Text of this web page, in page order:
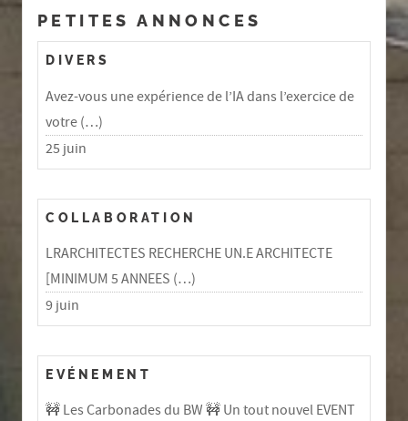
PETITES ANNONCES
DIVERS
Avez-vous une expérience de l’IA dans l’exercice de
votre (…)
25 juin
COLLABORATION
LRARCHITECTES RECHERCHE UN.E ARCHITECTE
[MINIMUM 5 ANNEES (…)
9 juin
EVÉNEMENT
🚧 Les Carbonades du BW 🚧 Un tout nouvel EVENT